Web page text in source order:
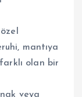
mantıya
olan bir
veya